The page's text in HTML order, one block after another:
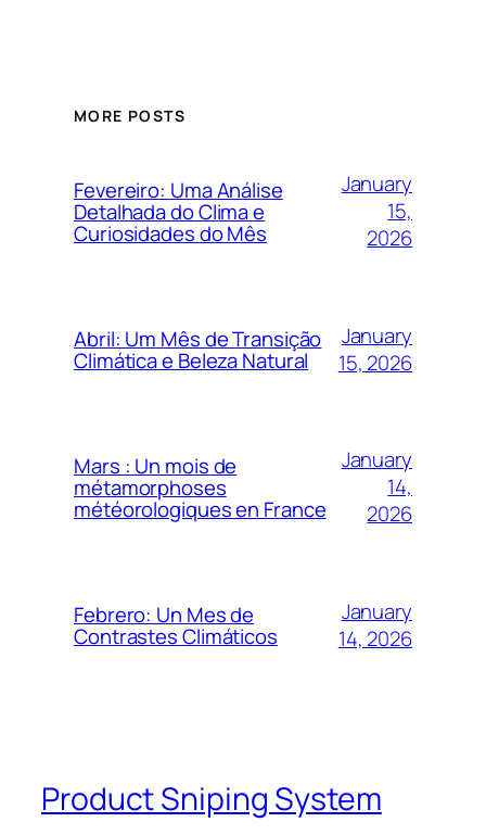
MORE POSTS
Fevereiro: Uma Análise
Detalhada do Clima e
Curiosidades do Mês
January
15,
2026
Abril: Um Mês de Transição
Climática e Beleza Natural
January
15, 2026
Mars : Un mois de
métamorphoses
météorologiques en France
January
14,
2026
Febrero: Un Mes de
Contrastes Climáticos
January
14, 2026
Product Sniping System